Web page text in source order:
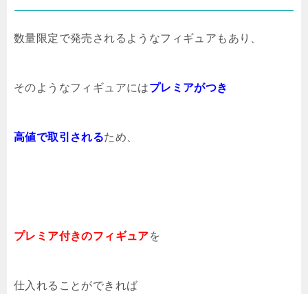
数量限定で発売されるようなフィギュアもあり、
そのようなフィギュアにはプレミアがつき
高値で取引されるため、
プレミア付きのフィギュアを
仕入れることができれば